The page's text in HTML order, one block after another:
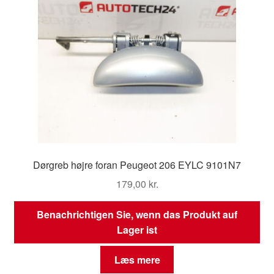
Dørgreb højre foran Peugeot 206 EYLC 9101N7
179,00 kr.
Benachrichtigen Sie, wenn das Produkt auf
Lager ist
Læs mere